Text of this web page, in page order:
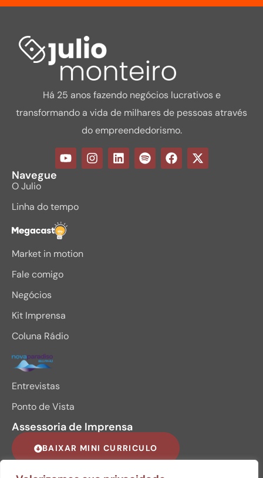
Há 25 anos fazendo negócios lucrativos e
transformando a vida de milhares de pessoas através
do empreendedorismo.
Navegue
O Julio
Linha do tempo
Megacast
Market in motion
Fale comigo
Negócios
Kit Imprensa
Coluna Rádio
Entrevistas
Ponto de Vista
Assessoria de Imprensa
BAIXAR MINI CURRICULO